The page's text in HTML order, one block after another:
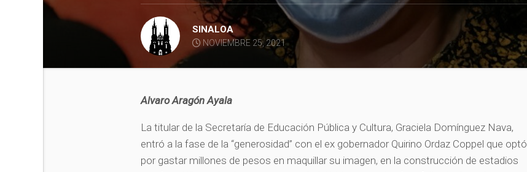
SINALOA
NOVIEMBRE 25, 2021
Alvaro Aragón Ayala
La titular de la Secretaría de Educación Pública y Cultura, Graciela Domínguez Nava,
entró a la fase de la “generosidad” con el ex gobernador Quirino Ordaz Coppel que optó
por gastar millones de pesos en maquillar su imagen, en la construcción de estadios